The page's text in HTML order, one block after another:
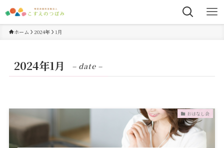
ホーム 2024年 1月
2024年1月 – date –
おはなし会